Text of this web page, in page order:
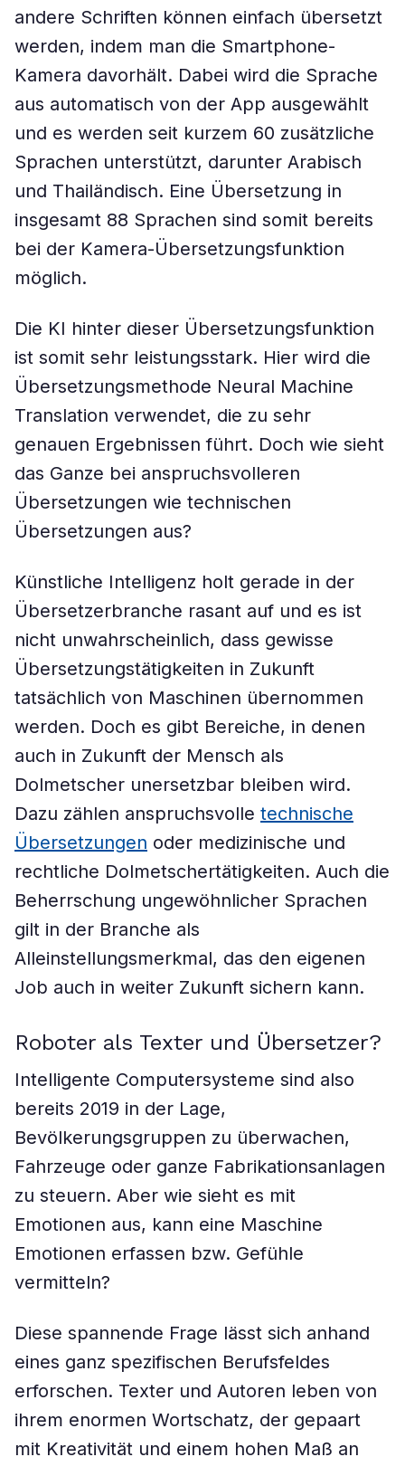
andere Schriften können einfach übersetzt
werden, indem man die Smartphone-
Kamera davorhält. Dabei wird die Sprache
aus automatisch von der App ausgewählt
und es werden seit kurzem 60 zusätzliche
Sprachen unterstützt, darunter Arabisch
und Thailändisch. Eine Übersetzung in
insgesamt 88 Sprachen sind somit bereits
bei der Kamera-Übersetzungsfunktion
möglich.
Die KI hinter dieser Übersetzungsfunktion
ist somit sehr leistungsstark. Hier wird die
Übersetzungsmethode Neural Machine
Translation verwendet, die zu sehr
genauen Ergebnissen führt. Doch wie sieht
das Ganze bei anspruchsvolleren
Übersetzungen wie technischen
Übersetzungen aus?
Künstliche Intelligenz holt gerade in der
Übersetzerbranche rasant auf und es ist
nicht unwahrscheinlich, dass gewisse
Übersetzungstätigkeiten in Zukunft
tatsächlich von Maschinen übernommen
werden. Doch es gibt Bereiche, in denen
auch in Zukunft der Mensch als
Dolmetscher unersetzbar bleiben wird.
Dazu zählen anspruchsvolle technische
Übersetzungen oder medizinische und
rechtliche Dolmetschertätigkeiten. Auch die
Beherrschung ungewöhnlicher Sprachen
gilt in der Branche als
Alleinstellungsmerkmal, das den eigenen
Job auch in weiter Zukunft sichern kann.
Roboter als Texter und Übersetzer?
Intelligente Computersysteme sind also
bereits 2019 in der Lage,
Bevölkerungsgruppen zu überwachen,
Fahrzeuge oder ganze Fabrikationsanlagen
zu steuern. Aber wie sieht es mit
Emotionen aus, kann eine Maschine
Emotionen erfassen bzw. Gefühle
vermitteln?
Diese spannende Frage lässt sich anhand
eines ganz spezifischen Berufsfeldes
erforschen. Texter und Autoren leben von
ihrem enormen Wortschatz, der gepaart
mit Kreativität und einem hohen Maß an